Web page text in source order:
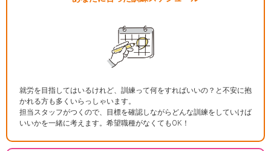
就労を目指してはいるけれど、訓練って何をすればいいの？と不安に抱
かれる方も多くいらっしゃいます。
担当スタッフがつくので、目標を確認しながらどんな訓練をしていけば
いいかを一緒に考えます。希望職種がなくてもOK！